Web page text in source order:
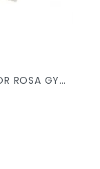
KIT ADORNO BURLAP CONFETTI FLOR ROSA GY-292 C/4PZ